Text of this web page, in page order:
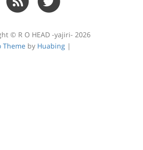
© R O HEAD -yajiri- 2026
Theme by Huabing|